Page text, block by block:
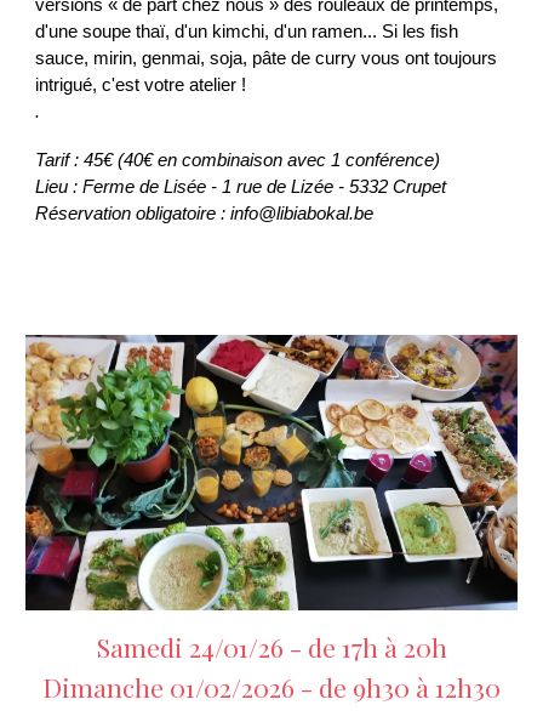
versions « de part chez nous » des rouleaux de printemps,
d'une soupe thaï, d'un kimchi, d'un ramen... Si les fish
sauce, mirin, genmai, soja, pâte de curry vous ont toujours
intrigué, c'est votre atelier !
.
Tarif : 45€ (40€ en combinaison avec 1 conférence)
Lieu : Ferme de Lisée - 1 rue de Lizée - 5332 Crupet
Réservation obligatoire : info@libiabokal.be
Samedi 24/01/26 - de 17h à 20h
Dimanche 01/02/2026 - de 9h30 à 12h30